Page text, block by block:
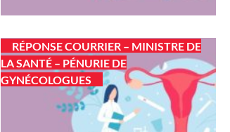
RÉPONSE COURRIER – MINISTRE DE
LA SANTÉ – PÉNURIE DE
GYNÉCOLOGUES